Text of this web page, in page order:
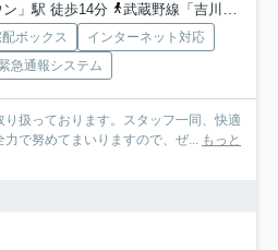
」駅 徒歩14分
武蔵野線「吉川」駅 徒歩37分
ボックス
インターネット対応
急通報システム
扱っております。スタッフ一同、快適
で努めてまいりますので、ぜ... もっと